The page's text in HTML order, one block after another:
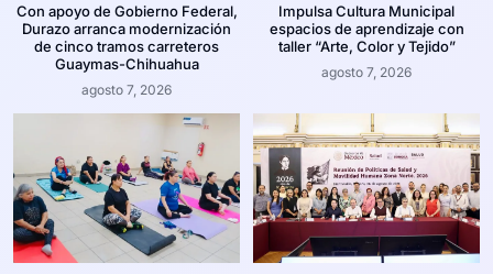
Con apoyo de Gobierno Federal,
Durazo arranca modernización
de cinco tramos carreteros
Guaymas-Chihuahua
agosto 7, 2026
Impulsa Cultura Municipal
espacios de aprendizaje con
taller “Arte, Color y Tejido”
agosto 7, 2026